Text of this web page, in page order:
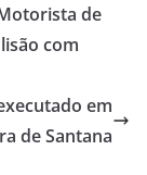
de
com
em
de Santana